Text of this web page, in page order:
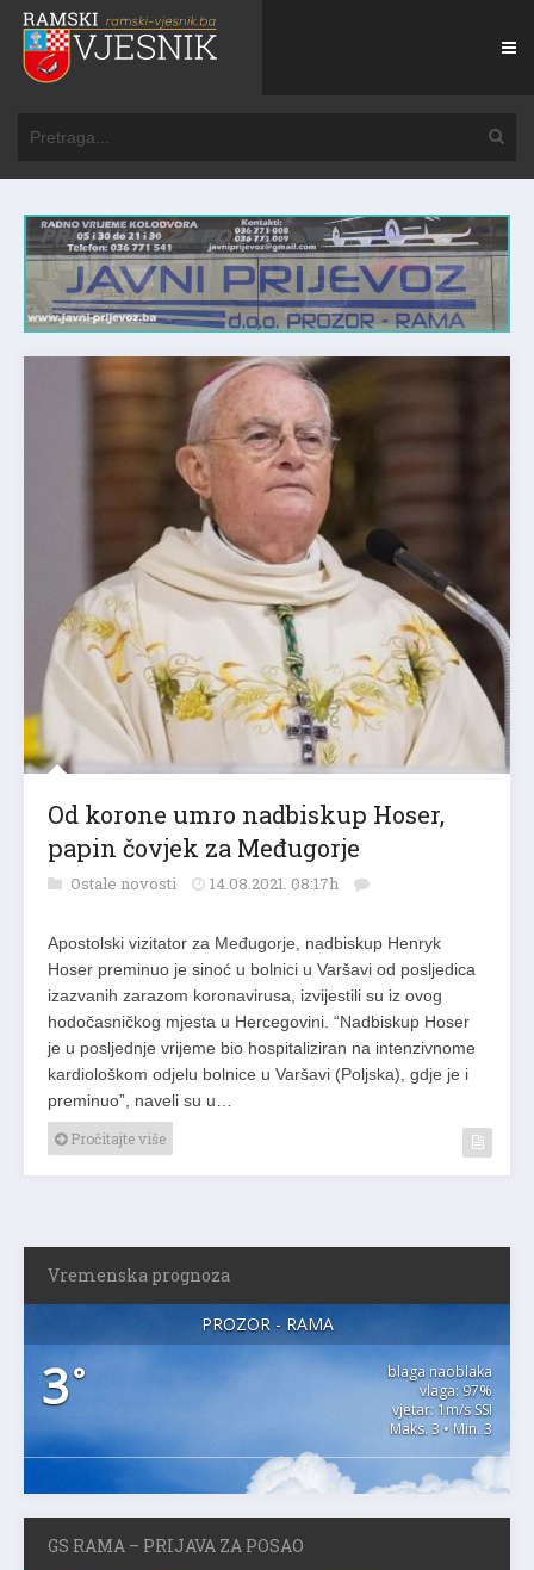
Od korone umro nadbiskup Hoser,
papin čovjek za Međugorje
Ostale novosti 14.08.2021. 08:17h
Apostolski vizitator za Međugorje, nadbiskup Henryk
Hoser preminuo je sinoć u bolnici u Varšavi od posljedica
izazvanih zarazom koronavirusa, izvijestili su iz ovog
hodočasničkog mjesta u Hercegovini. “Nadbiskup Hoser
je u posljednje vrijeme bio hospitaliziran na intenzivnome
kardiološkom odjelu bolnice u Varšavi (Poljska), gdje je i
preminuo”, naveli su u…
Pročitajte više
Vremenska prognoza
PROZOR - RAMA
3°
blaga naoblaka
vlaga: 97%
vjetar: 1m/s SSI
Maks. 3 • Min. 3
GS RAMA – PRIJAVA ZA POSAO